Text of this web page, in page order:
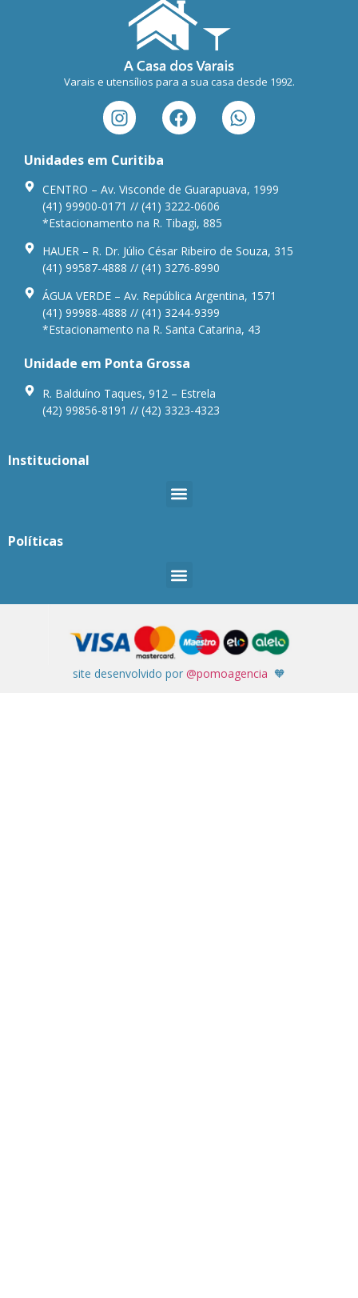
Varais e utensílios para a sua casa desde 1992.
Unidades em Curitiba
CENTRO – Av. Visconde de Guarapuava, 1999
(41) 99900-0171 // (41) 3222-0606
*Estacionamento na R. Tibagi, 885
HAUER – R. Dr. Júlio César Ribeiro de Souza, 315
(41) 99587-4888 // (41) 3276-8990
ÁGUA VERDE – Av. República Argentina, 1571
(41) 99988-4888 // (41) 3244-9399
*Estacionamento na R. Santa Catarina, 43
Unidade em Ponta Grossa
R. Balduíno Taques, 912 – Estrela
(42) 99856-8191 // (42) 3323-4323
Institucional
Políticas
site desenvolvido por @pomoagencia 🧡